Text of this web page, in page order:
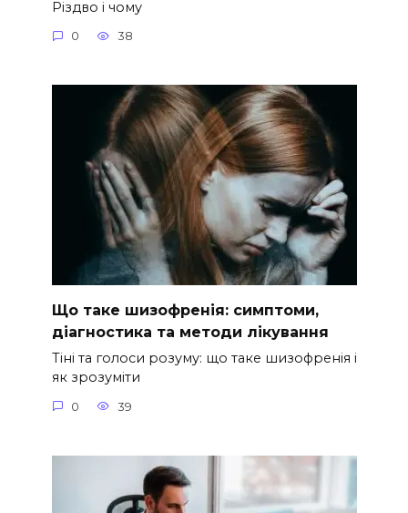
Різдво і чому
0 38
Що таке шизофренія: симптоми,
діагностика та методи лікування
Тіні та голоси розуму: що таке шизофренія і
як зрозуміти
0 39